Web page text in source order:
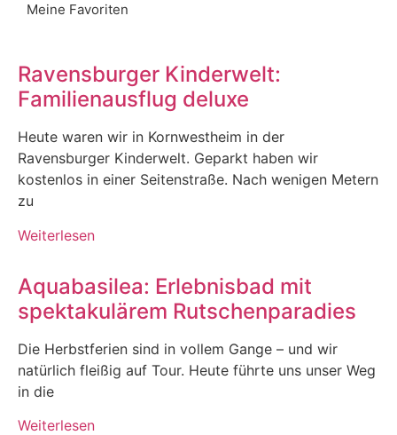
Meine Favoriten
Ravensburger Kinderwelt:
Familienausflug deluxe
Heute waren wir in Kornwestheim in der
Ravensburger Kinderwelt. Geparkt haben wir
kostenlos in einer Seitenstraße. Nach wenigen Metern
zu
Weiterlesen
Aquabasilea: Erlebnisbad mit
spektakulärem Rutschenparadies
Die Herbstferien sind in vollem Gange – und wir
natürlich fleißig auf Tour. Heute führte uns unser Weg
in die
Weiterlesen